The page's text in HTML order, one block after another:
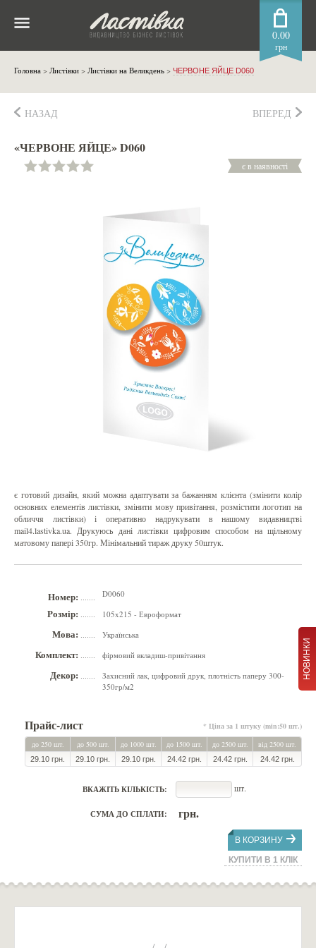
0.00
грн
Головна > Листівки > Листівки на Великдень > ЧЕРВОНЕ ЯЙЦЕ D060
НОВИНКИ
НАЗАД ВПЕРЕД
«ЧЕРВОНЕ ЯЙЦЕ» D060
є в наявності
є готовий дизайн, який можна адаптувати за бажанням клієнта (змінити колір
основних елементів листівки, змінити мову привітання, розмістити логотип на
обличчя листівки) і оперативно надрукувати в нашому видавництві
mail4.lastivka.ua. Друкуюсь дані листівки цифровим способом на щільному
матовому папері 350гр. Мінімальний тираж друку 50штук.
Номер: D0060
Розмір: 105x215 - Евроформат
Мова: Українська
Комплект: фірмовий вкладиш-привітання
Декор:
Захисний лак, цифровий друк, плотність паперу 300-
350гр/м2
Прайс-лист
* Ціна за 1 штуку (min:50 шт.)
до 250 шт.
до 500 шт. до 1000 шт. до 1500 шт. до 2500 шт. від 2500 шт.
29.10 грн. 29.10 грн. 29.10 грн. 24.42 грн. 24.42 грн. 24.42 грн.
ВКАЖІТЬ КІЛЬКІСТЬ: шт.
СУМА ДО СПЛАТИ: грн.
В КОРЗИНУ
КУПИТИ В 1 КЛІК